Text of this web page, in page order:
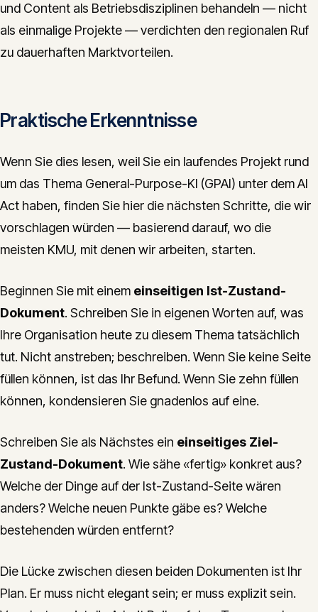
und Content als Betriebsdisziplinen behandeln — nicht
als einmalige Projekte — verdichten den regionalen Ruf
zu dauerhaften Marktvorteilen.
Praktische Erkenntnisse
Wenn Sie dies lesen, weil Sie ein laufendes Projekt rund
um das Thema General-Purpose-KI (GPAI) unter dem AI
Act haben, finden Sie hier die nächsten Schritte, die wir
vorschlagen würden — basierend darauf, wo die
meisten KMU, mit denen wir arbeiten, starten.
Beginnen Sie mit einem einseitigen Ist-Zustand-
Dokument. Schreiben Sie in eigenen Worten auf, was
Ihre Organisation heute zu diesem Thema tatsächlich
tut. Nicht anstreben; beschreiben. Wenn Sie keine Seite
füllen können, ist das Ihr Befund. Wenn Sie zehn füllen
können, kondensieren Sie gnadenlos auf eine.
Schreiben Sie als Nächstes ein einseitiges Ziel-
Zustand-Dokument. Wie sähe «fertig» konkret aus?
Welche der Dinge auf der Ist-Zustand-Seite wären
anders? Welche neuen Punkte gäbe es? Welche
bestehenden würden entfernt?
Die Lücke zwischen diesen beiden Dokumenten ist Ihr
Plan. Er muss nicht elegant sein; er muss explizit sein.